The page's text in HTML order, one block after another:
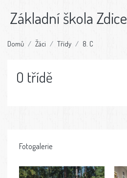
Základní škola Zdice
Domů Žáci Třídy 8. C
O třídě
Fotogalerie